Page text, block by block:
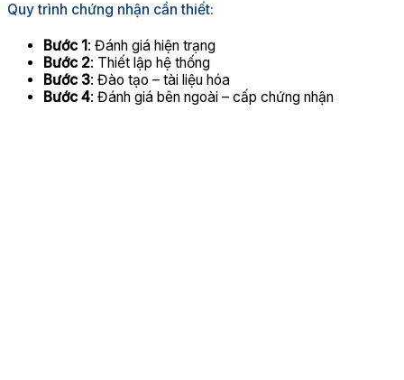
Quy trình chứng nhận cần thiết:
Bước 1: Đánh giá hiện trạng
Bước 2: Thiết lập hệ thống
Bước 3: Đào tạo – tài liệu hóa
Bước 4: Đánh giá bên ngoài – cấp chứng nhận